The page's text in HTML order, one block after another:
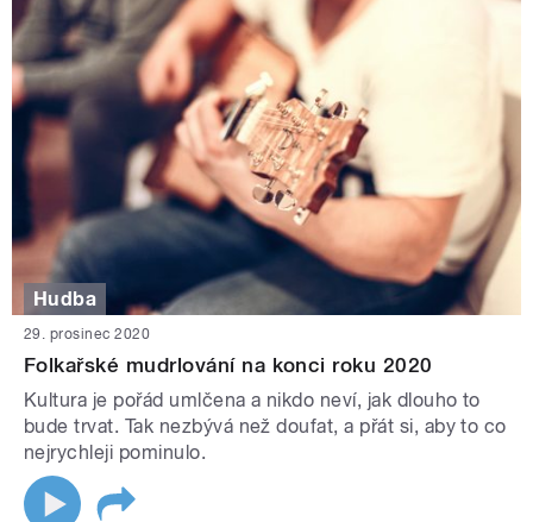
Hudba
29. prosinec 2020
Folkařské mudrlování na konci roku 2020
Kultura je pořád umlčena a nikdo neví, jak dlouho to
bude trvat. Tak nezbývá než doufat, a přát si, aby to co
nejrychleji pominulo.